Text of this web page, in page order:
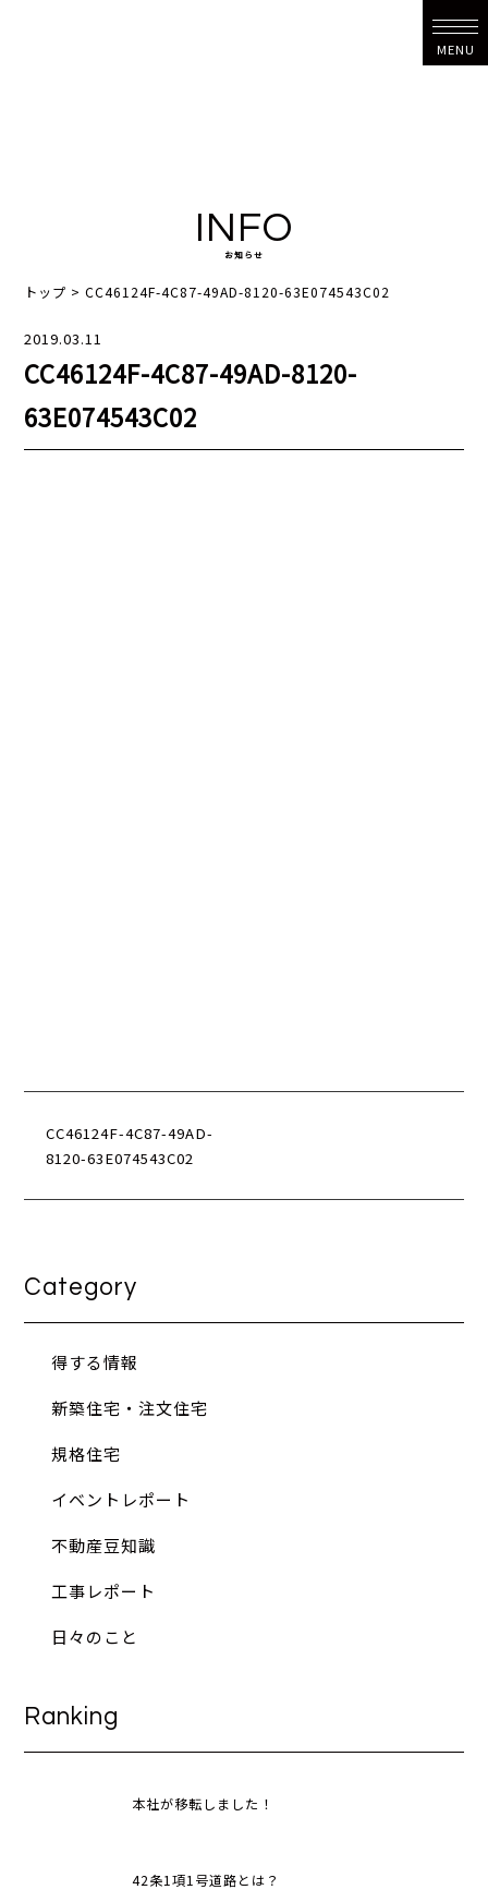
MENU
INFO
お知らせ
トップ >CC46124F-4C87-49AD-8120-63E074543C02
2019.03.11
CC46124F-4C87-49AD-8120-
63E074543C02
CC46124F-4C87-49AD-
8120-63E074543C02
Category
得する情報
新築住宅・注文住宅
規格住宅
イベントレポート
不動産豆知識
工事レポート
日々のこと
Ranking
本社が移転しました！
42条1項1号道路とは？